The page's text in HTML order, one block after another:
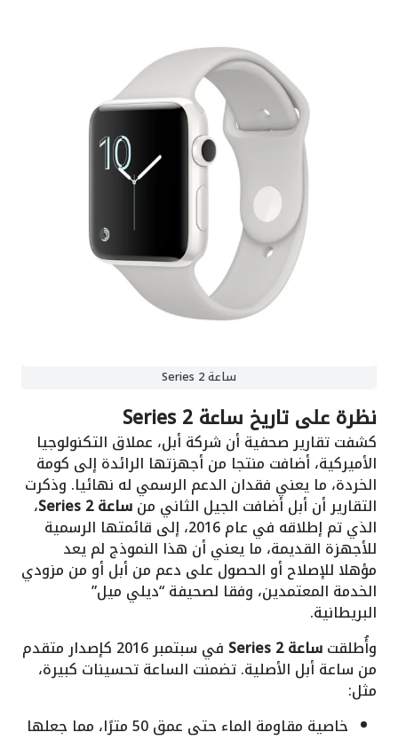
ساعة Series 2
نظرة على تاريخ ساعة Series 2
كشفت تقارير صحفية أن شركة أبل، عملاق التكنولوجيا
الأميركية، أضافت منتجا من أجهزتها الرائدة إلى كومة
الخردة، ما يعني فقدان الدعم الرسمي له نهائيا. وذكرت
التقارير أن أبلأضافت الجيل الثاني منساعة Series 2 ،
الذي تم إطلاقه في عام 2016، إلى قائمتها الرسمية
للأجهزة القديمة، ما يعني أن هذا النموذج لم يعد
مؤهلا للإصلاح أو الحصول على دعم من أبل أو من مزودي
الخدمة المعتمدين، وفقا لصحيفة “ديلي ميل”
البريطانية.
وأُطلقتساعة Series 2 في سبتمبر 2016 كإصدار متقدم
من ساعة أبل الأصلية. تضمنت الساعة تحسينات كبيرة،
مثل:
خاصية مقاومة الماء حتى عمق 50 مترًا، مما جعلها